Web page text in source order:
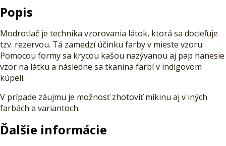
Popis
Modrotlač je technika vzorovania látok, ktorá sa docieľuje
tzv. rezervou. Tá zamedzí účinku farby v mieste vzoru.
Pomocou formy sa krycou kašou nazývanou aj pap nanesie
vzor na látku a následne sa tkanina farbí v indigovom
kúpeli.
V prípade záujmu je možnosť zhotoviť mikinu aj v iných
farbách a variantoch.
Ďalšie informácie